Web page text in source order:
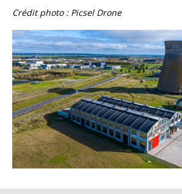
Crédit photo : Picsel Drone